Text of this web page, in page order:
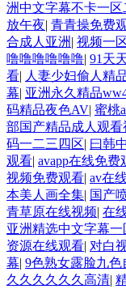
洲中文字幕不卡一区
放午夜| 青青操免费
合成人亚洲 | 视频一
噜噜噜噜噜噜| 91天
看| 人妻少妇偷人精
幕| 亚洲永久精品
码精品夜色AV| 蜜桃
部国产精品成人观看
码一二三四区| 曰韩
观看| avapp在线免费
视频免费观看| av在
本美人画全集| 国产
青草原在线视频| 在
亚洲精选中文字幕一
资源在线观看| 对白
幕| 9色熟女露脸九色
久久久久久久高清|